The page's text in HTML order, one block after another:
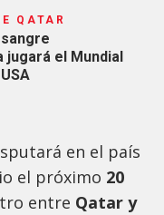
QATAR
jugará el Mundial
en el país
el próximo 20
entre Qatar y